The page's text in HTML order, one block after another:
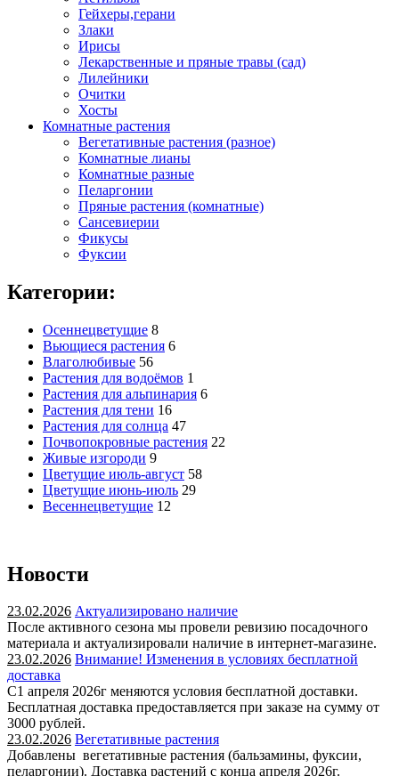
Гейхеры,герани
Злаки
Ирисы
Лекарственные и пряные травы (сад)
Лилейники
Очитки
Хосты
Комнатные растения
Вегетативные растения (разное)
Комнатные лианы
Комнатные разные
Пеларгонии
Пряные растения (комнатные)
Сансевиерии
Фикусы
Фуксии
Категории:
Осеннецветущие 8
Вьющиеся растения 6
Влаголюбивые 56
Растения для водоёмов 1
Растения для альпинария 6
Растения для тени 16
Растения для солнца 47
Почвопокровные растения 22
Живые изгороди 9
Цветущие июль-август 58
Цветущие июнь-июль 29
Весеннецветущие 12
Новости
23.02.2026 Актуализировано наличие
После активного сезона мы провели ревизию посадочного
материала и актуализировали наличие в интернет-магазине.
23.02.2026 Внимание! Изменения в условиях бесплатной
доставка
С1 апреля 2026г меняются условия бесплатной доставки.
Бесплатная доставка предоставляется при заказе на сумму от
3000 рублей.
23.02.2026 Вегетативные растения
Добавлены вегетативные растения (бальзамины, фуксии,
пеларгонии). Доставка растений с конца апреля 2026г.